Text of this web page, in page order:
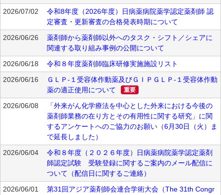
2026/07/02
令和8年度（2026年度）日病薬病院薬学認定薬剤師 認
定審査・更新審査の合格発表時期について
2026/06/26
薬剤師から薬剤師以外へのタスク・シフト／シェアに
関連する取り組み事例の公開について
2026/06/18
令和８年度薬剤師臨床研修実施施設リスト
2026/06/16
ＧＬＰ-１受容体作動薬及びＧＩＰＧＬＰ-１受容体作動
薬の適正使用について
重要
2026/06/08
「外来がん化学療法を中心とした外来における今後の
薬剤師業務の在り方とその有用性に関する研究」に関
するアンケートへのご協力のお願い（6月30日（火）ま
で延長しました）
2026/06/04
令和８年度（２０２６年度）日病薬病院薬学認定薬剤
師認定試験 受験登録に関するご案内のメール配信に
ついて（配信日に関するご連絡）
2026/06/01
第31回アジア薬剤師会連合学術大会（The 31th Congr